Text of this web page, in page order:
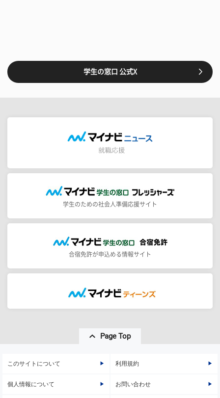
学生の窓口 公式X
学生のための社会人準備応援サイト
合宿免許が申込める情報サイト
Page Top
このサイトについて 利用規約
個人情報について お問い合わせ